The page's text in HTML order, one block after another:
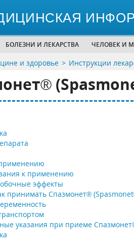
БОЛЕЗНИ И ЛЕКАРСТВА ЧЕЛОВЕК И
и здоровье Инструкции
к применению
эффекты
принимать Спазмонет®
указания при приеме